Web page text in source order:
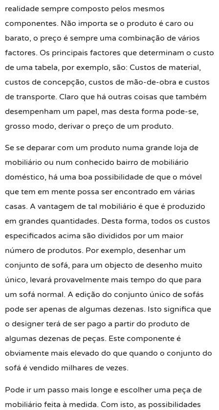
realidade sempre composto pelos mesmos
componentes. Não importa se o produto é caro ou
barato, o preço é sempre uma combinação de vários
factores. Os principais factores que determinam o custo
de uma tabela, por exemplo, são: Custos de material,
custos de concepção, custos de mão-de-obra e custos
de transporte. Claro que há outras coisas que também
desempenham um papel, mas desta forma pode-se,
grosso modo, derivar o preço de um produto.
Se se deparar com um produto numa grande loja de
mobiliário ou num conhecido bairro de mobiliário
doméstico, há uma boa possibilidade de que o móvel
que tem em mente possa ser encontrado em várias
casas. A vantagem de tal mobiliário é que é produzido
em grandes quantidades. Desta forma, todos os custos
especificados acima são divididos por um maior
número de produtos. Por exemplo, desenhar um
conjunto de sofá, para um objecto de desenho muito
único, levará provavelmente mais tempo do que para
um sofá normal. A edição do conjunto único de sofás
pode ser apenas de algumas dezenas. Isto significa que
o designer terá de ser pago a partir do produto de
algumas dezenas de peças. Este componente é
obviamente mais elevado do que quando o conjunto do
sofá é vendido milhares de vezes.
Pode ir um passo mais longe e escolher uma peça de
mobiliário feita à medida. Com isto, as possibilidades